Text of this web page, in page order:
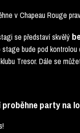
v Chapeau Rouge
se představí skvělý
stage bude pod kontrolou
Tresor. Dále se
proběhne party na